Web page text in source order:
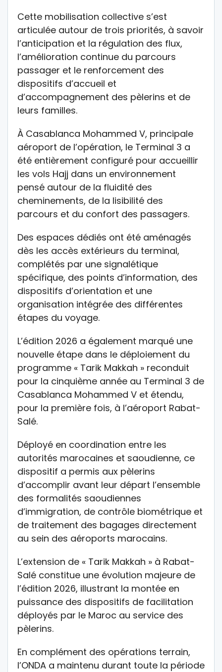
Cette mobilisation collective s’est
articulée autour de trois priorités, à savoir
l’anticipation et la régulation des flux,
l’amélioration continue du parcours
passager et le renforcement des
dispositifs d’accueil et
d’accompagnement des pèlerins et de
leurs familles.
À Casablanca Mohammed V, principale
aéroport de l’opération, le Terminal 3 a
été entièrement configuré pour accueillir
les vols Hajj dans un environnement
pensé autour de la fluidité des
cheminements, de la lisibilité des
parcours et du confort des passagers.
Des espaces dédiés ont été aménagés
dès les accès extérieurs du terminal,
complétés par une signalétique
spécifique, des points d’information, des
dispositifs d’orientation et une
organisation intégrée des différentes
étapes du voyage.
L’édition 2026 a également marqué une
nouvelle étape dans le déploiement du
programme « Tarik Makkah » reconduit
pour la cinquième année au Terminal 3 de
Casablanca Mohammed V et étendu,
pour la première fois, à l’aéroport Rabat-
Salé.
Déployé en coordination entre les
autorités marocaines et saoudienne, ce
dispositif a permis aux pèlerins
d’accomplir avant leur départ l’ensemble
des formalités saoudiennes
d’immigration, de contrôle biométrique et
de traitement des bagages directement
au sein des aéroports marocains.
L’extension de « Tarik Makkah » à Rabat-
Salé constitue une évolution majeure de
l’édition 2026, illustrant la montée en
puissance des dispositifs de facilitation
déployés par le Maroc au service des
pèlerins.
En complément des opérations terrain,
l’ONDA a maintenu durant toute la période